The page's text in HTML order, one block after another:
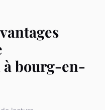
bourg-en-